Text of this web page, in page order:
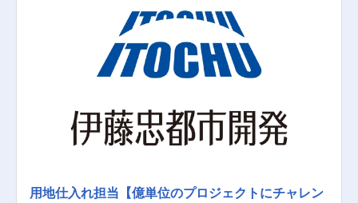
ン経営のオーナー様に対して経営コンサルティン
グサービスを提供する同社にて、リフォーム工事
における施工管理職の募集です。長期的にあらゆ
る物件に対応できるよう、様々なご経験を積む事
用地仕入れ担当【億単位のプロジェクトにチャレン